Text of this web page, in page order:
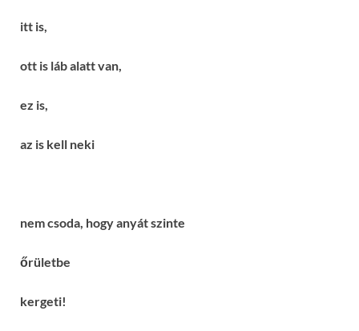
itt is,
ott is láb alatt van,
ez is,
az is kell neki
nem csoda, hogy anyát szinte
őrületbe
kergeti!